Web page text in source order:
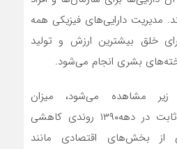
مدیریت دارایی‌های فیزیکی همه
خلق بیشترین ارزش و تولید
بشری انجام می‌شود.
مشاهده می‌شود، میزان
سرمایه‌گذاری به قیمت ثابت در دهه۱۳۹۰ روندی کاهشی
بخش‌های اقتصادی مانند